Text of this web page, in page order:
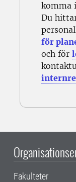
komma
Du
för
och för
Fakulteter